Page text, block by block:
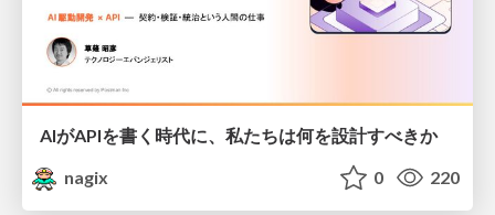
AIがAPIを書く時代に、私たちは何を設計すべきか
nagix
0 220